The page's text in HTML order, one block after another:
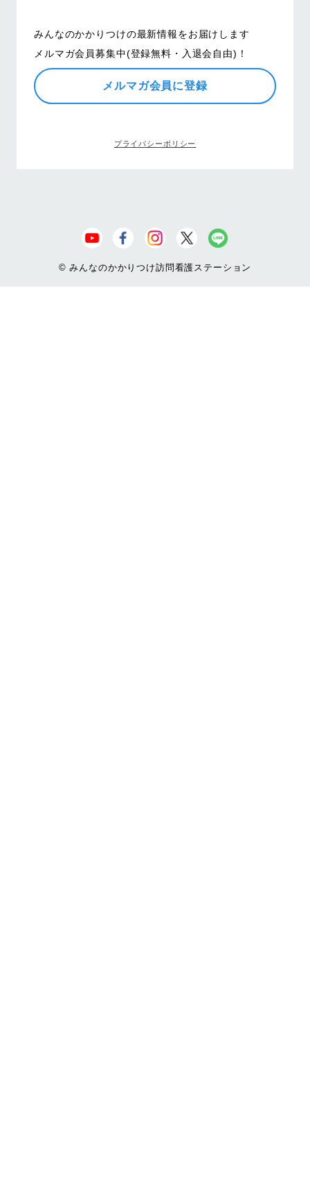
みんなのかかりつけの最新情報をお届けします
メルマガ会員募集中(登録無料・入退会自由)！
メルマガ会員に登録
プライバシーポリシー
© みんなのかかりつけ訪問看護ステーション